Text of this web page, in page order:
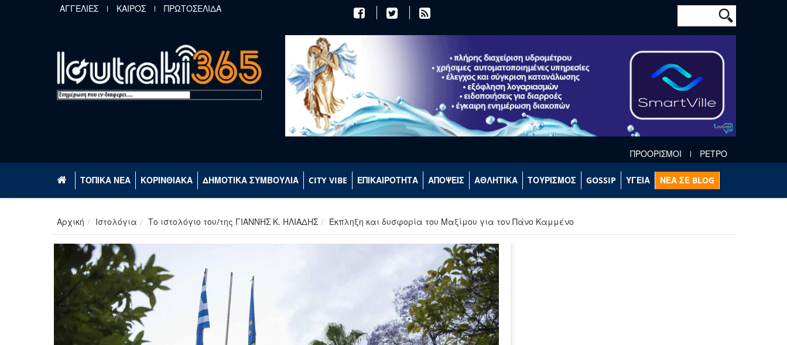
Παράκαμψη προς το κυρίως περιεχόμενο
ΑΓΓΕΛΙΕΣ ΚΑΙΡΟΣ ΠΡΩΤΟΣΕΛΙΔΑ Φόρμα
Αναζήτηση
ΠΡΟΟΡΙΣΜΟΙ ΡΕΤΡΟ
ΤΟΠΙΚΑ ΝΕΑ ΚΟΡΙΝΘΙΑΚΑ ΔΗΜΟΤΙΚΑ ΣΥΜΒΟΥΛΙΑ CITY VIBE ΕΠΙΚΑΙΡΟΤΗΤΑ ΑΠΟΨΕΙΣ ΑΘΛΗΤΙΚΑ ΤΟΥΡΙΣΜΟΣ GOSSIP ΥΓΕΙΑ ΝΕΑ ΣΕ BLOG
Αρχική Ιστολόγια Το ιστολόγιο του/της ΓΙΑΝΝΗΣ Κ. ΗΛΙΑΔΗΣ Έκπληξη και δυσφορία του Μαξίμου για τον Πάνο Καμμένο